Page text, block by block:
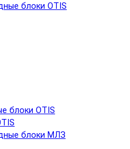
блоки OTIS
блоки OTIS
блоки МЛЗ